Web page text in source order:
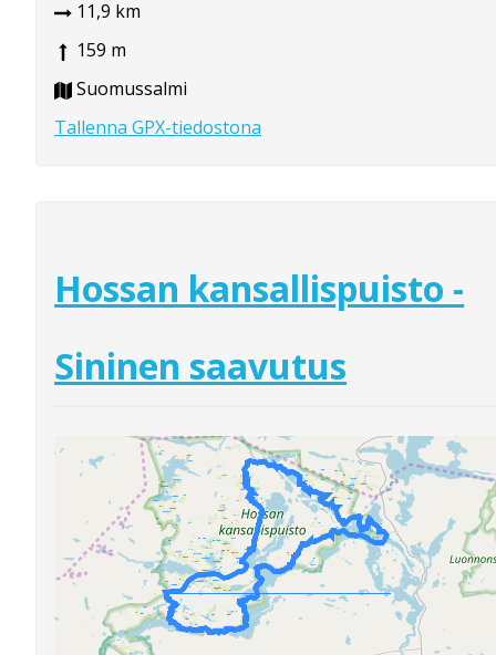
11,9 km
159 m
Suomussalmi
Tallenna GPX-tiedostona
Hossan kansallispuisto -
Sininen saavutus